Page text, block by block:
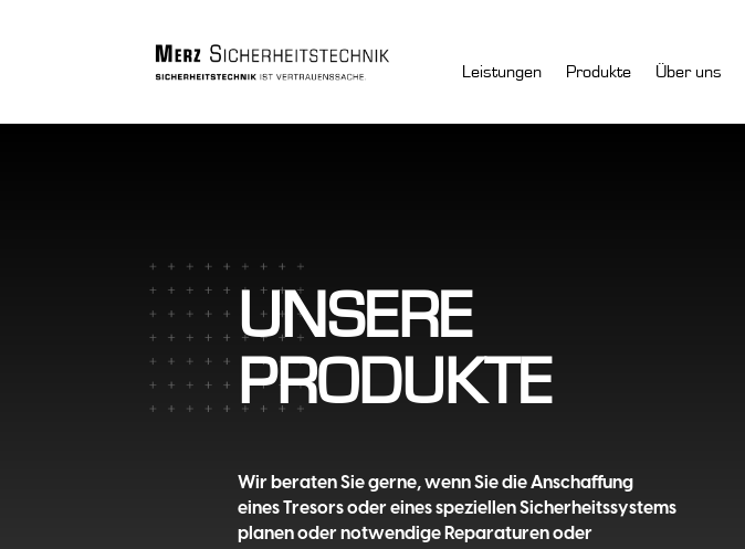
Leistungen Produkte Über uns
UNSERE
PRODUKTE
Wir beraten Sie gerne, wenn Sie die Anschaffung
eines Tresors oder eines speziellen Sicherheitssystems
planen oder notwendige Reparaturen oder